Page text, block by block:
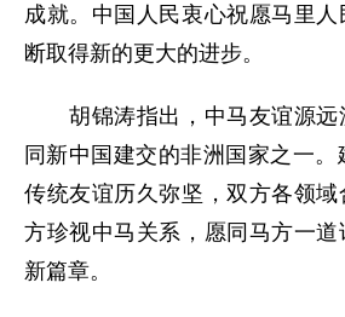
成就。中国人民衷心祝愿马里
断取得新的更大的进步。
胡锦涛指出，中马友谊源远
同新中国建交的非洲国家之一。
传统友谊历久弥坚，双方各领
方珍视中马关系，愿同马方一
新篇章。